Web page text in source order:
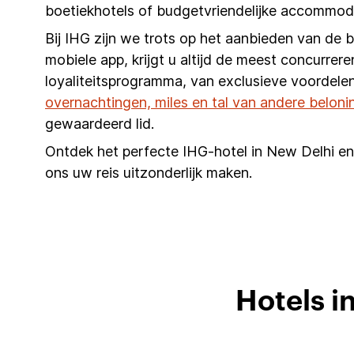
boetiekhotels of budgetvriendelijke
Bij IHG zijn we trots op het aanbieden van
mobiele app, krijgt u altijd de meest
loyaliteitsprogramma, van exclusieve
overnachtingen, miles en tal van andere
gewaardeerd lid.
Ontdek het perfecte IHG-hotel in New Delhi
ons uw reis uitzonderlijk maken.
Hotels